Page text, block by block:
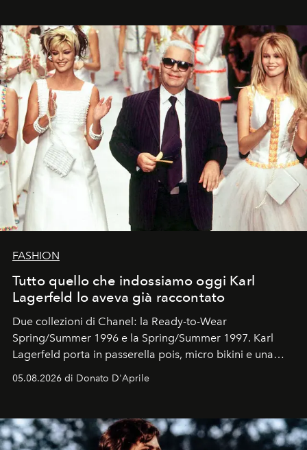
FASHION
Tutto quello che indossiamo oggi Karl
Lagerfeld lo aveva già raccontato
Due collezioni di Chanel: la Ready-to-Wear
Spring/Summer 1996 e la Spring/Summer 1997. Karl
Lagerfeld porta in passerella pois, micro bikini e una
logomania pensata per la spiaggia
Kate, Claudia e Carla una dietro l'altra. Trent'anni dopo,
uno dei documenti più contemporanei che abbiamo.
05.08.2026 di Donato D'Aprile